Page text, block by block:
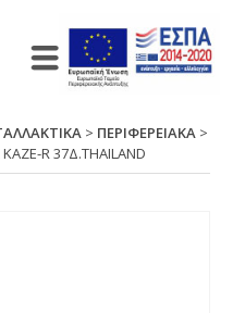
> ΠΕΡΙΦΕΡΕΙΑΚΑ >
R 37Δ.ΤΗΑΙLΑΝD